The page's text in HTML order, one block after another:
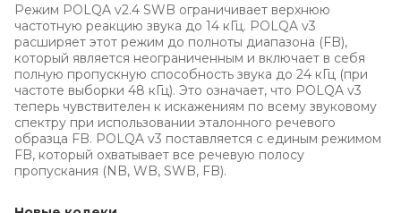
Режим POLQA v2.4 SWB ограничивает верхнюю
частотную реакцию звука до 14 кГц. POLQA v3
расширяет этот режим до полноты диапазона (FB),
который является неограниченным и включает в себя
полную пропускную способность звука до 24 кГц (при
частоте выборки 48 кГц). Это означает, что POLQA v3
теперь чувствителен к искажениям по всему звуковому
спектру при использовании эталонного речевого
образца FB. POLQA v3 поставляется с единым режимом
FB, который охватывает все речевую полосу
пропускания (NB, WB, SWB, FB).